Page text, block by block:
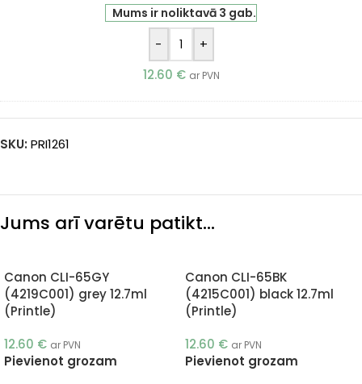
Mums ir noliktavā 3 gab.
-
+
12.60 € ar PVN
SKU: PRI1261
Jums arī varētu patikt…
Canon CLI-65GY
(4219C001) grey 12.7ml
(Printle)
12.60 € ar PVN
Pievienot grozam
Canon CLI-65BK
(4215C001) black 12.7ml
(Printle)
12.60 € ar PVN
Pievienot grozam